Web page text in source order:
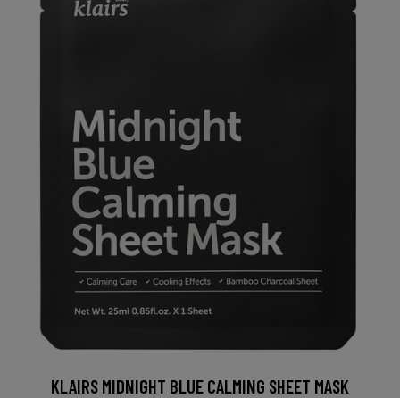
KLAIRS MIDNIGHT BLUE CALMING SHEET MASK